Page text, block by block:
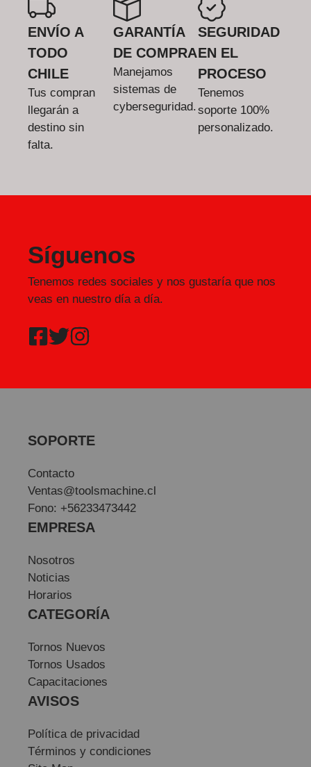
ENVÍO A
TODO
CHILE
Tus compran
llegarán a
destino sin
falta.
GARANTÍA
DE COMPRA
Manejamos
sistemas de
cyberseguridad.
SEGURIDAD
EN EL
PROCESO
Tenemos
soporte 100%
personalizado.
Síguenos
Tenemos redes sociales y nos gustaría que nos
veas en nuestro día a día.
SOPORTE
Contacto
Ventas@toolsmachine.cl
Fono: +56233473442
EMPRESA
Nosotros
Noticias
Horarios
CATEGORÍA
Tornos Nuevos
Tornos Usados
Capacitaciones
AVISOS
Política de privacidad
Términos y condiciones